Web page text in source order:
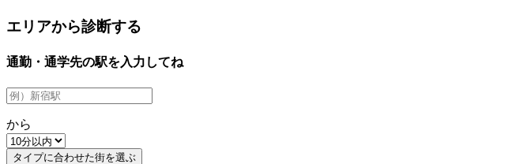
エリアから診断する
通勤・通学先の駅を入力してね
から
タイプに合わせた街を選ぶ